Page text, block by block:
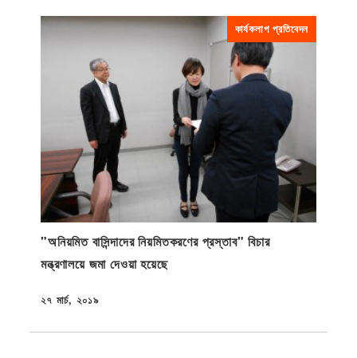
কার্যকলাপ প্রতিবেদন
"অনিয়মিত বাসিন্দাদের নিয়মিতকরণের প্রস্তাব" বিচার
মন্ত্রণালয়ে জমা দেওয়া হয়েছে
প্রকাশিত
২৭ মার্চ, ২০১৯